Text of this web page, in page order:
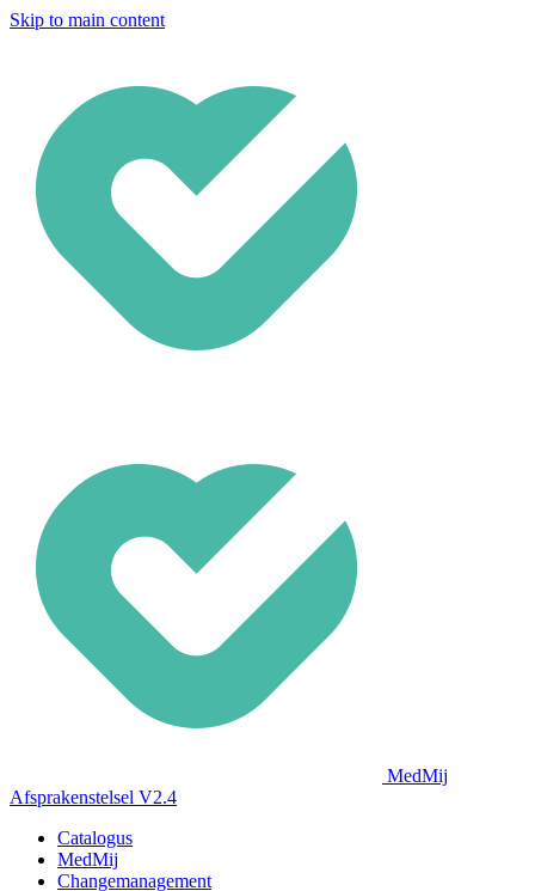
Skip to main content
MedMij
Afsprakenstelsel V2.4
Catalogus
MedMij
Changemanagement